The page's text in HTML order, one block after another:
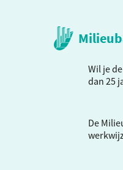
Wil je
dan 25
De